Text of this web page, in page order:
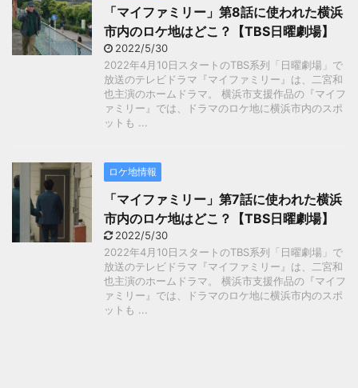
「マイファミリー」第8話に使われた横浜
市内のロケ地はどこ？【TBS日曜劇場】
2022/5/30
2022年4月10日スタートのTBS系列「日曜劇場」で
放送のテレビドラマ『マイファミリー』は、二宮和
也主演のホームドラマ。 横浜市支援作品の『マイフ
ァミリー』では、ドラマのロケ地に横浜市内のスポ
ットも ...
ロケ地情報
「マイファミリー」第7話に使われた横浜
市内のロケ地はどこ？【TBS日曜劇場】
2022/5/30
2022年4月10日スタートのTBS系列「日曜劇場」で
放送のテレビドラマ『マイファミリー』は、二宮和
也主演のホームドラマ。 横浜市支援作品の『マイフ
ァミリー』では、ドラマのロケ地に横浜市内のスポ
ットも ...